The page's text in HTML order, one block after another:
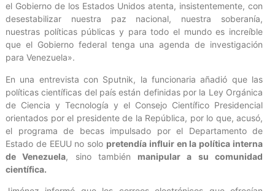
el Gobierno de los Estados Unidos atenta, insistentemente, con
desestabilizar nuestra paz nacional, nuestra soberanía,
nuestras políticas públicas y para todo el mundo es increíble
que el Gobierno federal tenga una agenda de investigación
para Venezuela».
En una entrevista con Sputnik, la funcionaria añadió que las
políticas científicas del país están definidas por la Ley Orgánica
de Ciencia y Tecnología y el Consejo Científico Presidencial
orientados por el presidente de la República, por lo que, acusó,
el programa de becas impulsado por el Departamento de
Estado de EEUU no solo pretendía influir en la política interna
de Venezuela, sino también manipular a su comunidad
científica.